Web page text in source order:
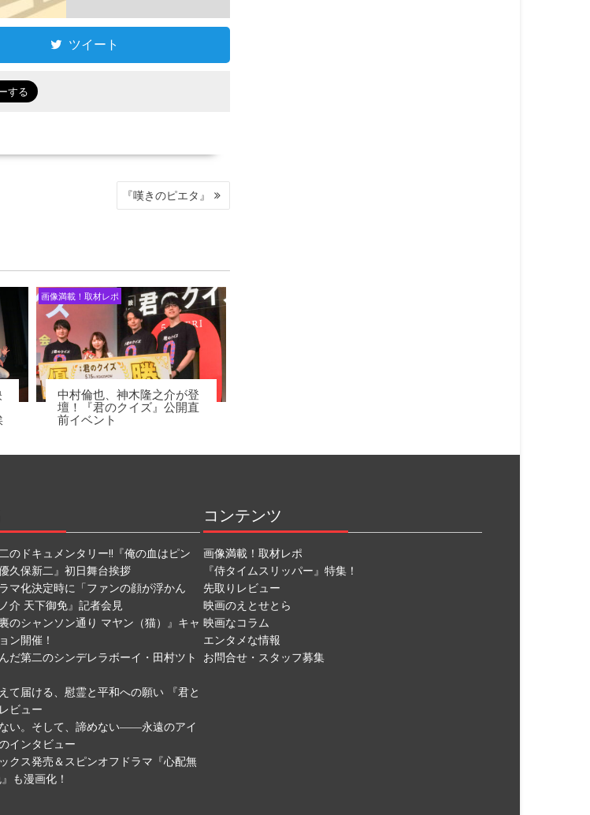
ツイート
『嘆きのピエタ』
画像満載！取材レポ
中村倫也、神木隆之介が登
壇！『君のクイズ』公開直
前イベント
のドキュメンタリー!!『俺の血はピン
久保新二』初日舞台挨拶
マ化決定時に「ファンの顔が浮かん
介 天下御免』記者会見
のシャンソン通り マヤン（猫）』キャ
ン開催！
だ第二のシンデレラボーイ・田村ツト
て届ける、慰霊と平和への願い 『君と
ビュー
い。そして、諦めない――永遠のアイ
インタビュー
クス発売＆スピンオフドラマ『心配無
も漫画化！
コンテンツ
画像満載！取材レポ
『侍タイムスリッパー』特集！
先取りレビュー
映画のえとせとら
映画なコラム
エンタメな情報
お問合せ・スタッフ募集